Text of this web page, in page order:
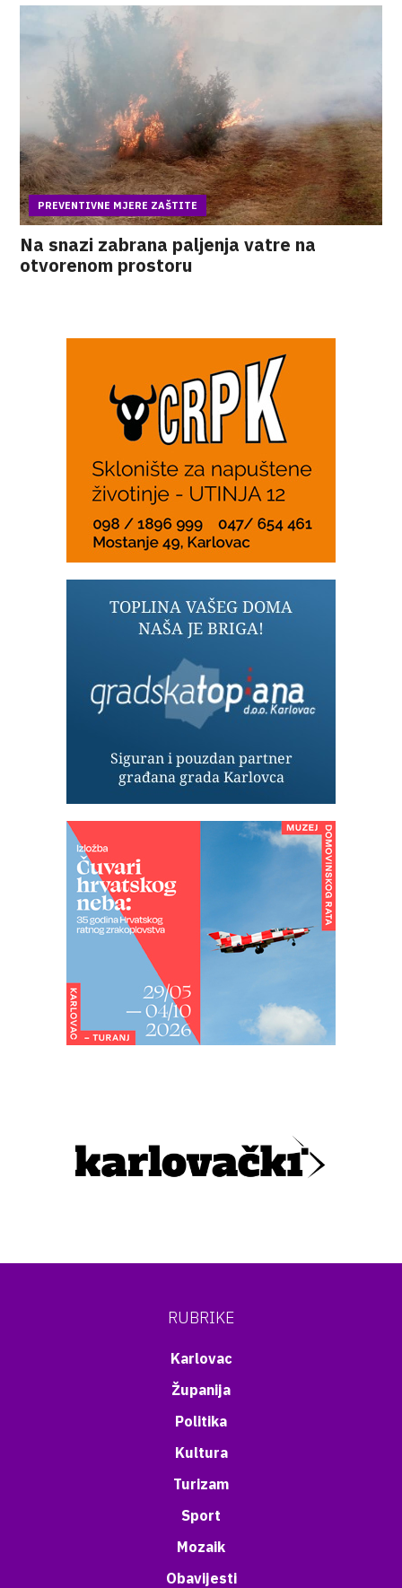
PREVENTIVNE MJERE ZAŠTITE
Na snazi zabrana paljenja vatre na
otvorenom prostoru
RUBRIKE
Karlovac
Županija
Politika
Kultura
Turizam
Sport
Mozaik
Obavijesti